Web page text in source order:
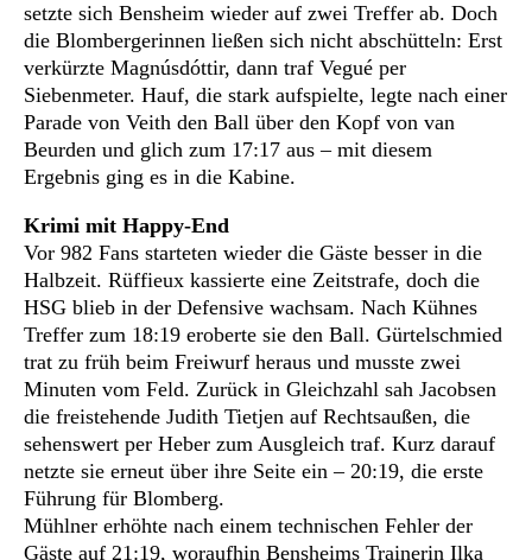
setzte sich Bensheim wieder auf zwei Treffer ab. Doch
die Blombergerinnen ließen sich nicht abschütteln: Erst
verkürzte Magnúsdóttir, dann traf Vegué per
Siebenmeter. Hauf, die stark aufspielte, legte nach einer
Parade von Veith den Ball über den Kopf von van
Beurden und glich zum 17:17 aus – mit diesem
Ergebnis ging es in die Kabine.
Krimi mit Happy-End
Vor 982 Fans starteten wieder die Gäste besser in die
Halbzeit. Rüffieux kassierte eine Zeitstrafe, doch die
HSG blieb in der Defensive wachsam. Nach Kühnes
Treffer zum 18:19 eroberte sie den Ball. Gürtelschmied
trat zu früh beim Freiwurf heraus und musste zwei
Minuten vom Feld. Zurück in Gleichzahl sah Jacobsen
die freistehende Judith Tietjen auf Rechtsaußen, die
sehenswert per Heber zum Ausgleich traf. Kurz darauf
netzte sie erneut über ihre Seite ein – 20:19, die erste
Führung für Blomberg.
Mühlner erhöhte nach einem technischen Fehler der
Gäste auf 21:19, woraufhin Bensheims Trainerin Ilka